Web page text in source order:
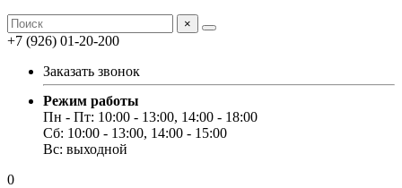
×
+7 (926) 01-20-200
Заказать звонок
Режим работы
Пн - Пт: 10:00 - 13:00, 14:00 - 18:00
Сб: 10:00 - 13:00, 14:00 - 15:00
Вс: выходной
0